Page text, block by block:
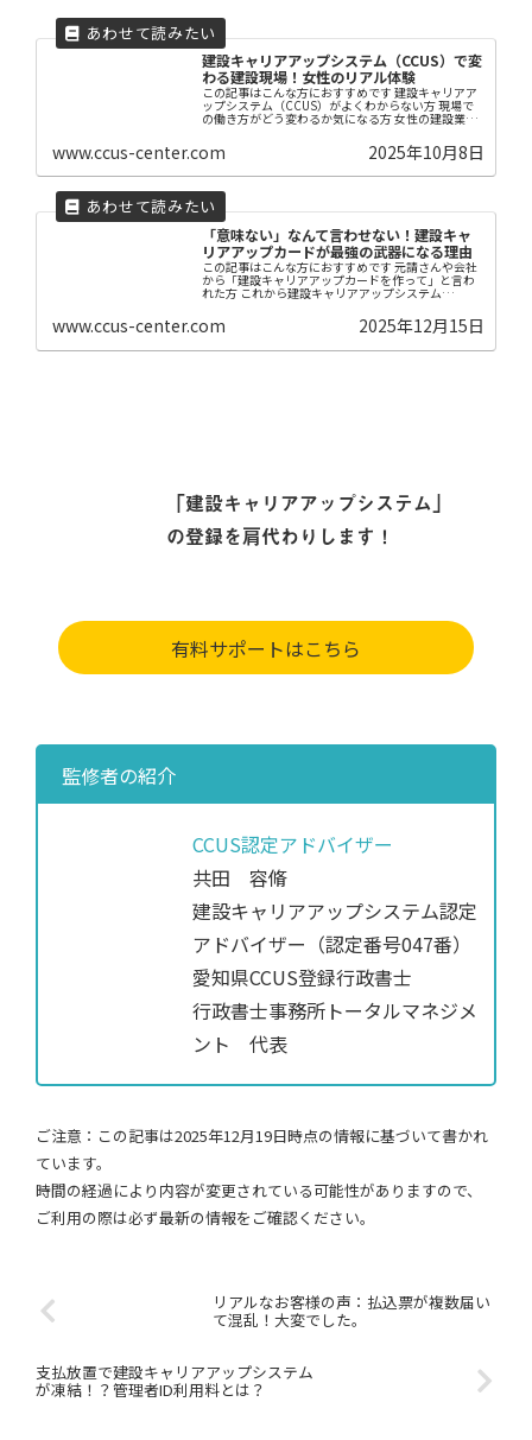
建設キャリアアップシステム（CCUS）で変
わる建設現場！女性のリアル体験
この記事はこんな方におすすめです 建設キャリアア
ップシステム（CCUS）がよくわからない方 現場で
の働き方がどう変わるか気になる方 女性の建設業で
アアップシステム（CCUS）」をご存じでしょ...
www.ccus-center.com 2025年10月8日
「意味ない」なんて言わせない！建設キャ
リアアップカードが最強の武器になる理由
この記事はこんな方におすすめです 元請さんや会社
から「建設キャリアアップカードを作って」と言わ
れた方 これから建設キャリアアップシステム
したけれど、建設キャリアアップカードの使い道や
意味がよ...
www.ccus-center.com 2025年12月15日
「建設キャリアアップシステム」
の登録を肩代わりします！
有料サポートはこちら
監修者の紹介
CCUS認定アドバイザー
共田 容脩
建設キャリアアップシステム認定
アドバイザー（認定番号047番）
愛知県CCUS登録行政書士
行政書士事務所トータルマネジメ
ント 代表
ご注意：この記事は2025年12月19日時点の情報に基づいて書かれ
ています。
時間の経過により内容が変更されている可能性がありますので、
ご利用の際は必ず最新の情報をご確認ください。
リアルなお客様の声：払込票が複数届い
て混乱！大変でした。
支払放置で建設キャリアアップシステム
が凍結！？管理者ID利用料とは？